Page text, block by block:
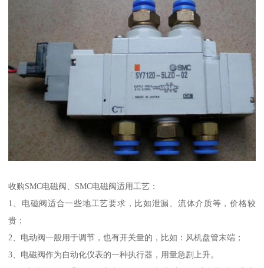
收购SMC电磁阀、SMC电磁阀适用工艺：
1、电磁阀适合一些地工艺要求，比如泄漏、流体介质等，价格较
贵；
2、电动阀一般用于调节，也有开关量的，比如：风机盘管末端；
3、电磁阀作为自动化仪表的一种执行器，用量急剧上升。